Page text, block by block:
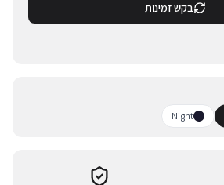
בקש זמינות
Night